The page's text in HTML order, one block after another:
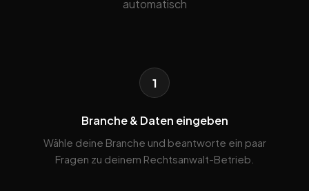
automatisch
1
Branche & Daten eingeben
Wähle deine Branche und beantworte ein paar
Fragen zu deinem Rechtsanwalt-Betrieb.